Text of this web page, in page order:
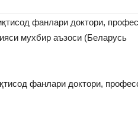
маркази
фанлари доктори,
мухбир аъзоси (Беларусь
фанлари доктори,